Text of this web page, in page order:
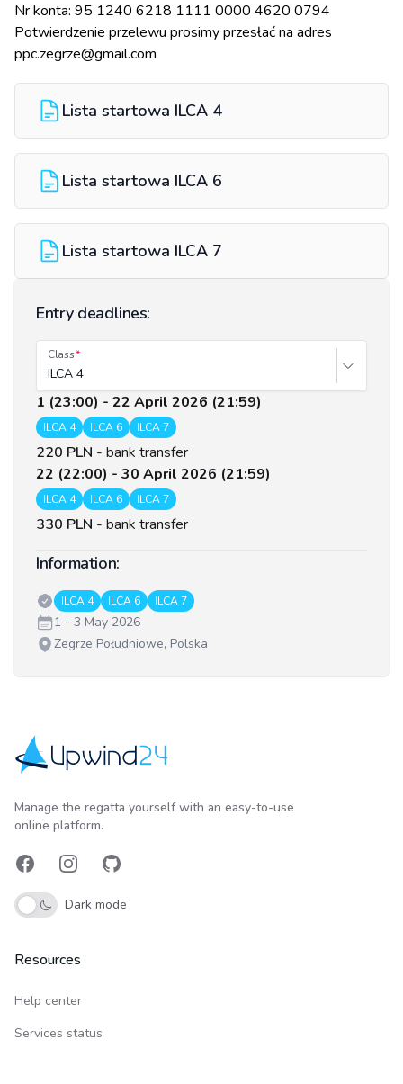
Nr konta: 95 1240 6218 1111 0000 4620 0794
Potwierdzenie przelewu prosimy przesłać na adres
ppc.zegrze@gmail.com
Lista startowa ILCA 4
Lista startowa ILCA 6
Lista startowa ILCA 7
Entry deadlines:
Class
ILCA 4
1 (23:00) - 22 April 2026 (21:59)
ILCA 4 ILCA 6 ILCA 7
220 PLN - bank transfer
22 (22:00) - 30 April 2026 (21:59)
ILCA 4 ILCA 6 ILCA 7
330 PLN - bank transfer
Information:
Classes:
ILCA 4 ILCA 6 ILCA 7
Date:1 - 3 May 2026
Venue:
Zegrze Południowe, Polska
Manage the regatta yourself with an easy-to-use
online platform.
FacebookInstagramGitHub
Dark mode
Resources
Help center
Services status